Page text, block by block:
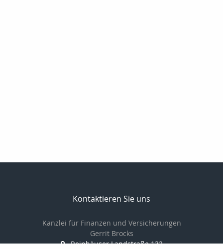
Kontaktieren Sie uns
Kanzlei für Finanzen und Versicherungen
Gerrit Brocks
Reinhäuser Landstraße 132